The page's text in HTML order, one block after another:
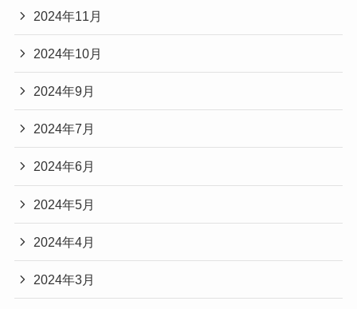
2024年11月
2024年10月
2024年9月
2024年7月
2024年6月
2024年5月
2024年4月
2024年3月